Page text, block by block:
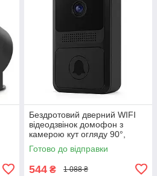
Бездротовий дверний WIFI
відеодзвінок домофон з
камерою кут огляду 90°,
нічне бачення, мобільний
додаток FE-50
Готово до відправки
544 ₴ 1 088 ₴